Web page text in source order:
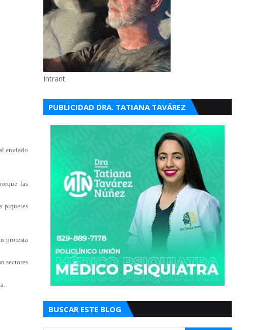
enviado
las
piquetes
protesta
sectores
Intrant
PUBLICIDAD DRA. TATIANA TAVÁREZ
BUSCAR ESTE BLOG